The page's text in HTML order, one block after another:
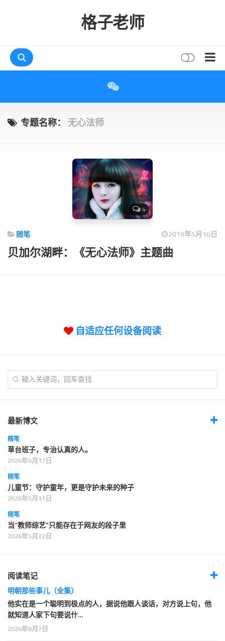
格子老师
互动
标签
论坛
专题名称： 无心法师
4
随笔 2019年5月10日
贝加尔湖畔：《无心法师》主题曲
自适应任何设备阅读
最新博文
随笔
草台班子，专治认真的人。
2026年6月17日
随笔
儿童节：守护童年，更是守护未来的种子
2026年5月31日
随笔
当“教师综艺”只能存在于网友的段子里
2026年5月22日
阅读笔记
明朝那些事儿（全集）
他实在是一个聪明到极点的人，据说他跟人谈话，对方说上句，他
就知道人家下句要说什…
2026年8月7日